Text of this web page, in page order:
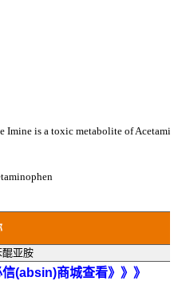
Imine is a toxic metabolite of
醌亚胺
(absin)商城查看》》》